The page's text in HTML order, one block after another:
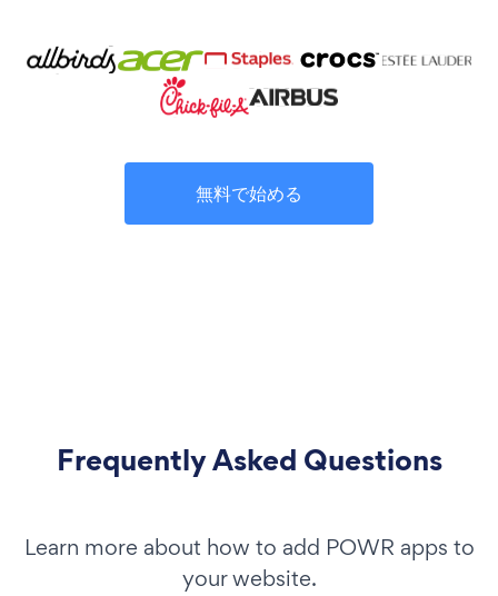
無料で始める
Frequently Asked Questions
Learn more about how to add POWR apps to
your website.